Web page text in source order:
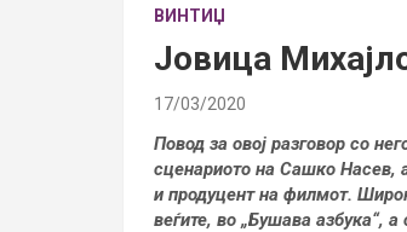
ВИНТИЏ
Јовица
17/03/2020
Повод за овој разговор со
сценариото на Сашко Насев, а
и продуцент на филмот.
веѓите, во „Бушава азбука“,